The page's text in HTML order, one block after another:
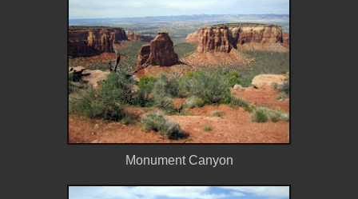
Monument Canyon